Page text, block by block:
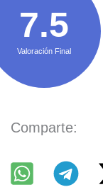
7.5
Valoración Final
Comparte: